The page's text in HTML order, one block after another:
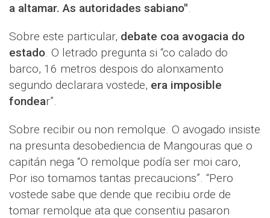
a altamar. As autoridades sabiano"
Sobre este particular, debate coa avogacia do
estado . O letrado pregunta si “co calado do
barco, 16 metros despois do alonxamento
segundo declarara vostede, era imposible
fondear”.
Sobre recibir ou non remolque. O avogado insiste
na presunta desobediencia de Mangouras que o
capitán nega “O remolque podía ser moi caro,
Por iso tomamos tantas precaucions”. “Pero
vostede sabe que dende que recibiu orde de
tomar remolque ata que consentiu pasaron